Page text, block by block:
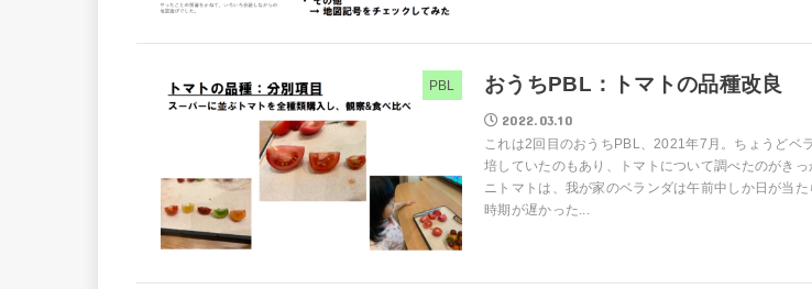
PBL おうちPBL：トマトの品種改良
2022.03.10
これは2回目のおうちPBL、2021年7月。ちょうどベ
培していたのもあり、トマトについて調べたのがきっ
ニトマトは、我が家のベランダは午前中しか日が当
時期が遅かった...